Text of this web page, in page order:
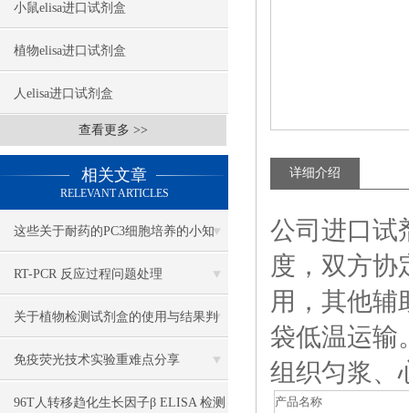
小鼠elisa进口试剂盒
植物elisa进口试剂盒
人elisa进口试剂盒
查看更多 >>
相关文章
RELEVANT ARTICLES
这些关于耐药的PC3细胞培养的小知
识，你一定要牢牢掌握
RT-PCR 反应过程问题处理
关于植物检测试剂盒的使用与结果判
断，我有妙招
免疫荧光技术实验重难点分享
96T人转移趋化生长因子β ELISA 检测
详细介绍
公司进口试
度，双方协
用，其他
袋低温运输
组织匀浆、
产品名称